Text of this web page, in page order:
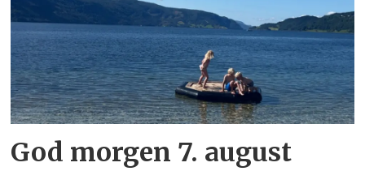
God morgen 7. august